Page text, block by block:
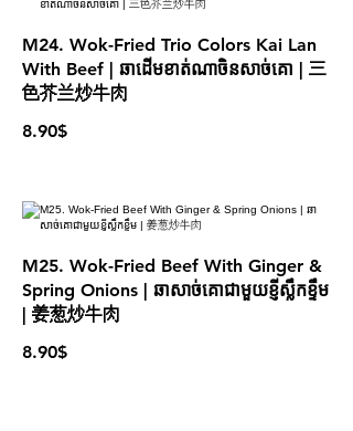
M24. Wok-Fried Trio Colors Kai Lan
With Beef | ឆាដើមខាត់ណាចិនសាច់គោ | 三
色芥兰炒牛肉
8.90$
M25. Wok-Fried Beef With Ginger &
Spring Onions | ឆាសាច់គោជាមួយខ្ញីស្លឹកខ្ទឹម
| 姜葱炒牛肉
8.90$